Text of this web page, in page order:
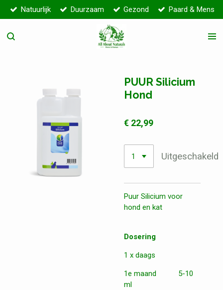
Ga
direct
naar
Natuurlijk Duurzaam Gezond Paard & Mens
PUUR Silicium
Hond
€ 22,99
Uitgeschakeld
Puur Silicium voor
hond en kat
Dosering
1 x daags
1e maand 5-10
ml